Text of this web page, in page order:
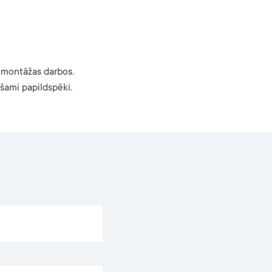
darbos.
papildspēki.